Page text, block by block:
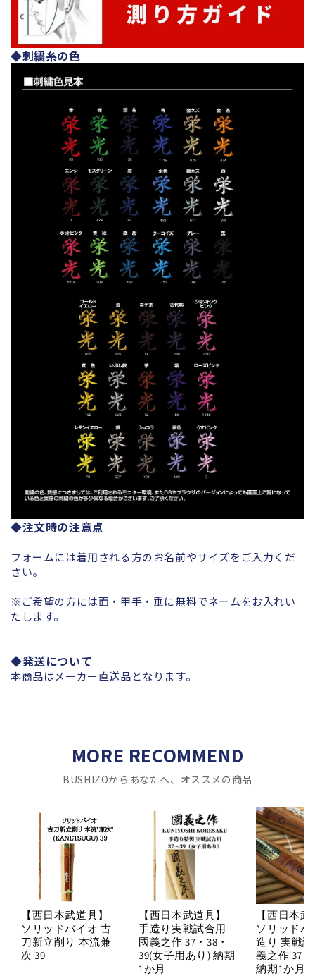
◆刺繍糸の色
◆注文時の注意点
フォームには着用される方のお名前やサイズをご入力くだ
さい。
※ご希望の方には面・甲手・垂に無料でネームをお入れい
たします。
◆発送について
本商品はメーカー直送品となります。
MORE RECOMMEND
BUSHIZOからあなたへ、オススメの商品
【西日本武道具】
ソリッドバイオ 古
刀新立削り 本流兼
次 39
【西日本武道具】
手造り実戦試合用
國義之作 37・38・
39(女子用あり) 納期
1か月
【西日本
ソリッドバ
造り 実戦
義之作 37・
納期1か月